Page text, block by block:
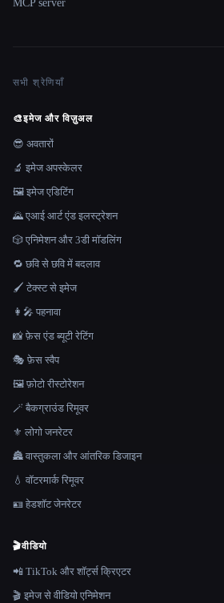
MCP server
सभी श्रेणियाँ
🎨इमेज और विज़ुअल
😎 अवतारों
🔬 इमेज अपस्केलर
🖼️ इमेज एडिटिंग
🌄 एआई आर्ट एंड इलस्ट्रेशन
🎲 एनिमेशन और 3डी मॉडलिंग
🔁 छवि से छवि में बदलाव
🖌️ टेक्स्ट से इमेज
👩‍🎤 पहनावा
📸 फ़ेस एंड ब्यूटी रेटिंग
🎭 फ़ेस स्वैप
🖼️ फ़ोटो रीस्टोरेशन
🪄 बैकग्राउंड रिमूवर
⚜️ लोगो जनरेटर
🏯 वास्तुकला और आंतरिक डिजाइन
💧 वॉटरमार्क रिमूवर
🪪 हेडशॉट जेनरेटर
🎬वीडियो
📲 TikTok और शॉर्ट्स क्रिएटर
🎬 इमेज से वीडियो एनिमेशन